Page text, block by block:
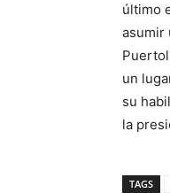
último
asumir
un
su
la
TAGS